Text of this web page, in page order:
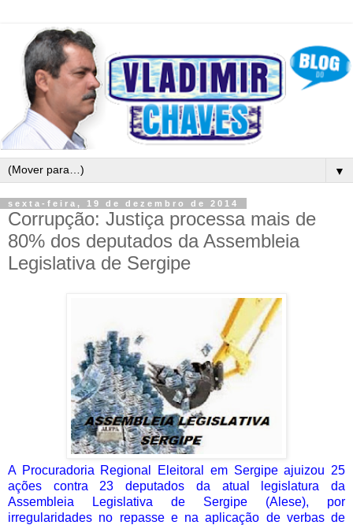
▼
sexta-feira, 19 de dezembro de 2014
Corrupção: Justiça processa mais de
80% dos deputados da Assembleia
Legislativa de Sergipe
A Procuradoria Regional Eleitoral em Sergipe ajuizou 25
ações contra 23 deputados da atual legislatura da
Assembleia Legislativa de Sergipe (Alese), por
irregularidades no repasse e na aplicação de verbas de